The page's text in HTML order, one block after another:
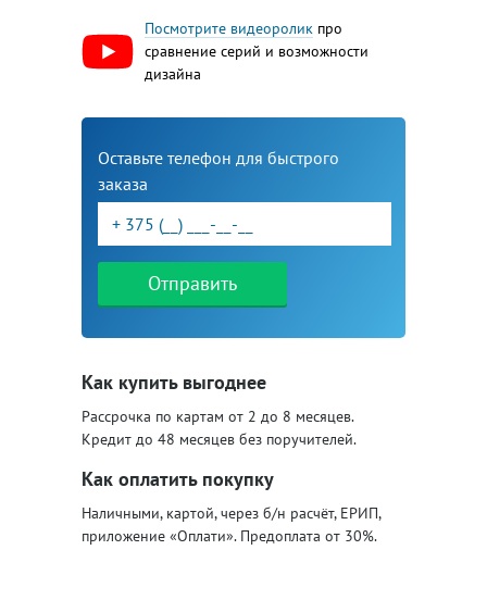
Посмотрите видеоролик про
сравнение серий и возможности
дизайна
Оставьте телефон для быстрого
заказа
Отправить
Как купить выгоднее
Рассрочка по картам от 2 до 8 месяцев.
Кредит до 48 месяцев без поручителей.
Как оплатить покупку
Наличными, картой, через б/н расчёт, ЕРИП,
приложение «Оплати». Предоплата от 30%.